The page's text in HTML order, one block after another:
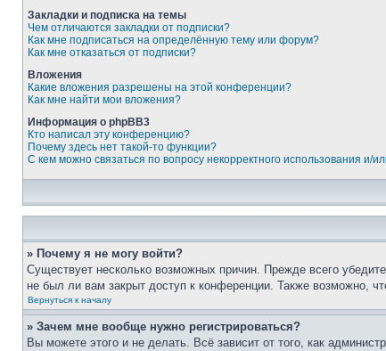
Закладки и подписка на темы
Чем отличаются закладки от подписки?
Как мне подписаться на определённую тему или форум?
Как мне отказаться от подписки?
Вложения
Какие вложения разрешены на этой конференции?
Как мне найти мои вложения?
Информация о phpBB3
Кто написал эту конференцию?
Почему здесь нет такой-то функции?
С кем можно связаться по вопросу некорректного использования и/
» Почему я не могу войти?
Существует несколько возможных причин. Прежде всего
не был ли вам закрыт доступ к конференции. Также возможно,
Вернуться к началу
» Зачем мне вообще нужно регистрироваться?
Вы можете этого и не делать. Всё зависит от того, как